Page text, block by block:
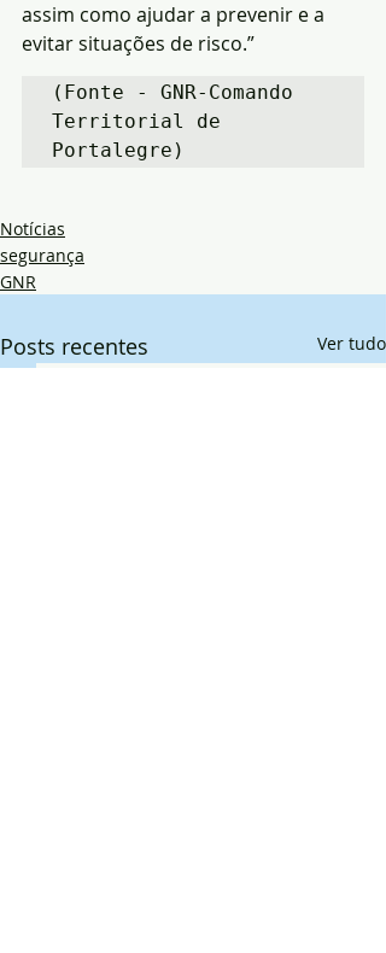
assim como ajudar a prevenir e a
evitar situações de risco.”
(Fonte - GNR-Comando
Territorial de
Portalegre)
Notícias
segurança
GNR
Posts recentes Ver tudo